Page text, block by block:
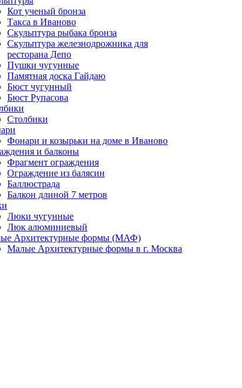
Кот ученый бронза
Такса в Иваново
Скульптура рыбака бронза
Скульптура железнодрожника для
ресторана Депо
Пушки чугунные
Памятная доска Гайдаю
Бюст чугунный
Бюст Рупасова
Столбики
Фонари и козырьки на доме в Иваново
и балконы
Фрагмент ограждения
Ограждение из балясин
Баллюстрада
Балкон длиной 7 метров
Люки чугунные
Люк алюминиевый
Архитектурные формы (МАФ)
Малые Архитектурные формы в г. Москва